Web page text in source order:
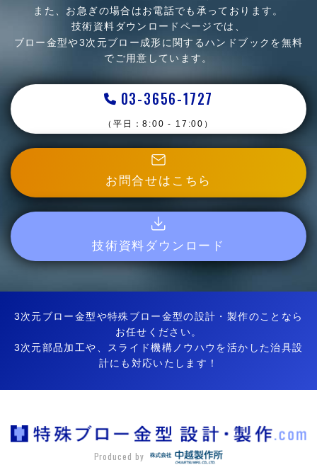
また、お急ぎの場合はお電話でも承っております。
技術資料ダウンロードページでは、
ブロー金型や3次元ブロー成形に関するハンドブックを 無料
でご用意しています。
03-3656-1727
（平日：8:00 - 17:00）
お問合せはこちら
技術資料ダウンロード
3次元ブロー金型や特殊ブロー金型の設計・製作のことなら
お任せください。
3次元部品加工や、スライド機構ノウハウを活かした治具設
計にも対応いたします！
Produced by